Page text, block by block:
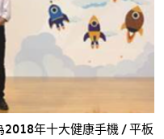
2018年十大健康手機 / 平板